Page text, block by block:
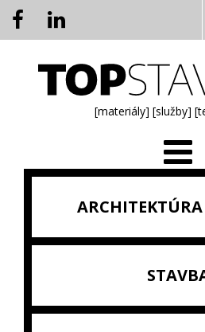
[materiály] [služby]